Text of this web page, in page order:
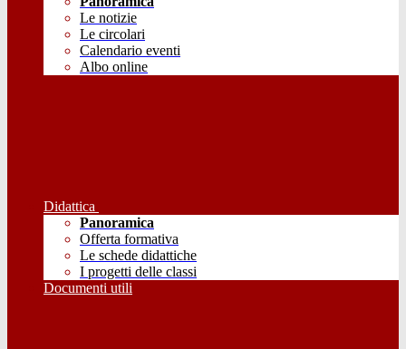
Le notizie
Le circolari
Calendario eventi
Albo online
Didattica
Panoramica
Offerta formativa
Le schede didattiche
I progetti delle classi
Documenti utili